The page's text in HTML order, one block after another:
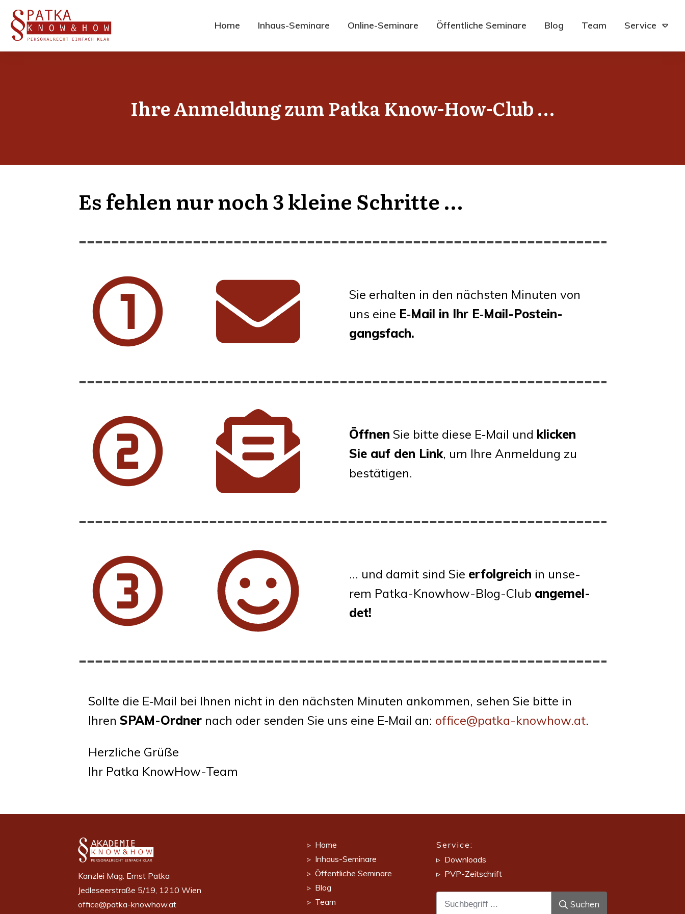
Home Inhaus-Seminare Online-Seminare Öffentliche Seminare Blog Team Service
Ihre Anmeldung zum Patka Know-How-Club …
Es feh­len nur noch 3 klei­ne Schritte …
Sie erhal­ten in den nächs­ten Minu­ten von
uns eine E‑Mail in Ihr E‑Mail-Post­ein­
gangs­fach.
Öff­nen Sie bit­te die­se E‑Mail und kli­cken
Sie auf den Link, um Ihre Anmel­dung zu
bestätigen.
… und damit sind Sie erfolg­reich in unse­
rem Pat­ka-Know­how-Blog-Club ange­mel­
det!
Soll­te die E‑Mail bei Ihnen nicht in den nächs­ten Minu­ten ankom­men, sehen Sie bit­te in
Ihren SPAM-Ord­ner nach oder sen­den Sie uns eine E‑Mail an: office@patka-knowhow.at.
Herz­li­che Grü­ße
Ihr Pat­ka KnowHow-Team
Kanzlei Mag. Ernst Patka
Jedleseerstraße 5/19, 1210 Wien
office@patka-knowhow.at
▹ Home
▹ Inhaus-Seminare
▹ Öffentliche Seminare
▹ Blog
▹ Team
Service:
▹ Downloads
▹ PVP-Zeitschrift
Suchen